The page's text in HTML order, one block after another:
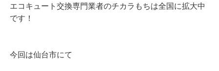
エコキュート交換専門業者のチカラもちは全国に拡大中
です！
今回は仙台市にて